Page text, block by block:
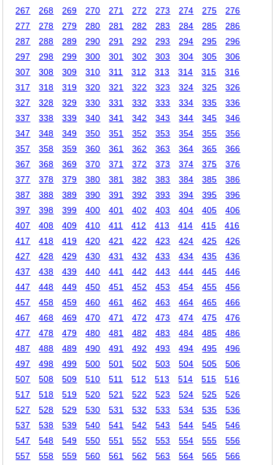
267 268 269 270 271 272 273 274 275
276
277
278 279 280 281 282 283 284 285
286
287
288 289 290 291 292 293 294 295
296
297
298 299 300 301 302 303 304 305
306
307
308 309 310 311 312 313 314 315
316
317
318 319 320 321 322 323 324 325
326
327
328 329 330 331 332 333 334 335
336
337
338 339 340 341 342 343 344 345
346
347
348 349 350 351 352 353 354 355
356
357
358 359 360 361 362 363 364 365
366
367
368 369 370 371 372 373 374 375
376
377
378 379 380 381 382 383 384 385
386
387
388 389 390 391 392 393 394 395
396
397
398 399 400 401 402 403 404 405
406
407
408 409 410 411 412 413 414 415
416
417
418 419 420 421 422 423 424 425
426
427
428 429 430 431 432 433 434 435
436
437
438 439 440 441 442 443 444 445
446
447
448 449 450 451 452 453 454 455
456
457
458 459 460 461 462 463 464 465
466
467
468 469 470 471 472 473 474 475
476
477
478 479 480 481 482 483 484 485
486
487
488 489 490 491 492 493 494 495
496
497
498 499 500 501 502 503 504 505
506
507
508 509 510 511 512 513 514 515
516
517
518 519 520 521 522 523 524 525
526
527
528 529 530 531 532 533 534 535
536
537
538 539 540 541 542 543 544 545
546
547
548 549 550 551 552 553 554 555
556
557
558 559 560 561 562 563 564 565
566